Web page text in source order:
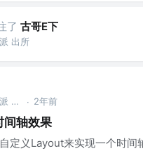
了 古哥E下
出所
剑侠 @华山派 出所 · 2年前
轴效果
定义Layout来实现一个时间